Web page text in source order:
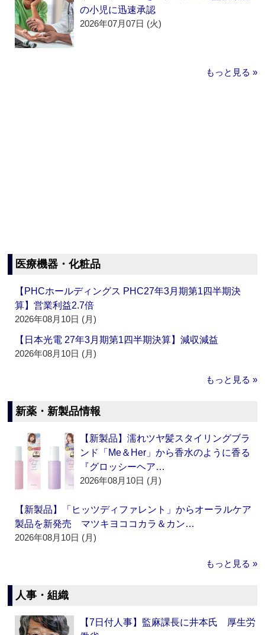
の小児に迅速承認
2026年07月07日 (火)
もっと見る »
医療機器・化粧品
【PHCホールディングス PHC27年3月期第1四半期決
算】営業利益2.7倍
2026年08月10日 (月)
【日本光電 27年3月期第1四半期決算】減収減益
2026年08月10日 (月)
もっと見る »
新薬・新製品情報
【新製品】濡れツヤ髪スタイリングブラ
ンド「Me＆Her」から香水のように香る
『グロッシーヘア…
2026年08月10日 (月)
【新製品】「ヒッツディファレント」からオーラルケア
製品を新発売 マツキヨココカラ＆カン…
2026年08月10日 (月)
もっと見る »
人事・組織
【7日付人事】監麻課長に井本氏 厚生労